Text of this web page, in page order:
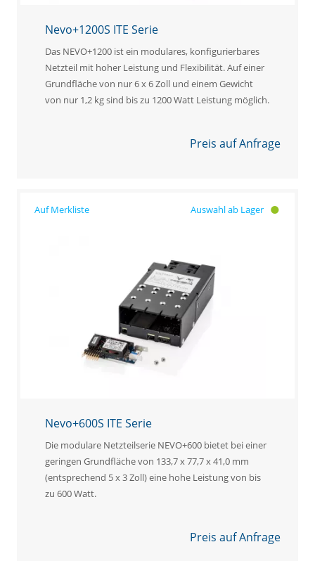
Nevo+1200S ITE Serie
Das NEVO+1200 ist ein modulares, konfigurierbares
Netzteil mit hoher Leistung und Flexibilität. Auf einer
Grundfläche von nur 6 x 6 Zoll und einem Gewicht
von nur 1,2 kg sind bis zu 1200 Watt Leistung möglich.
Preis auf Anfrage
Auswahl ab Lager
Nevo+600S ITE Serie
Die modulare Netzteilserie NEVO+600 bietet bei einer
geringen Grundfläche von 133,7 x 77,7 x 41,0 mm
(entsprechend 5 x 3 Zoll) eine hohe Leistung von bis
zu 600 Watt.
Preis auf Anfrage